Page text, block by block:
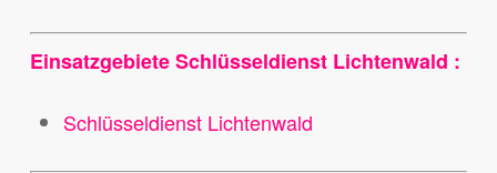
Einsatzgebiete Schlüsseldienst Lichtenwald :
Schlüsseldienst Lichtenwald